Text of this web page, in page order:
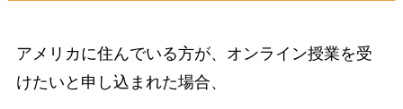
アメリカに住んでいる方が、オンライン授業を受
けたいと申し込まれた場合、